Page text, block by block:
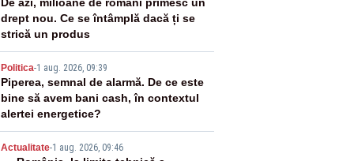
drept nou. Ce se întâmplă dacă ți se
strică un produs
Politica-1 aug. 2026, 09:39
Piperea, semnal de alarmă. De ce este
bine să avem bani cash, în contextul
alertei energetice?
Actualitate-1 aug. 2026, 09:46